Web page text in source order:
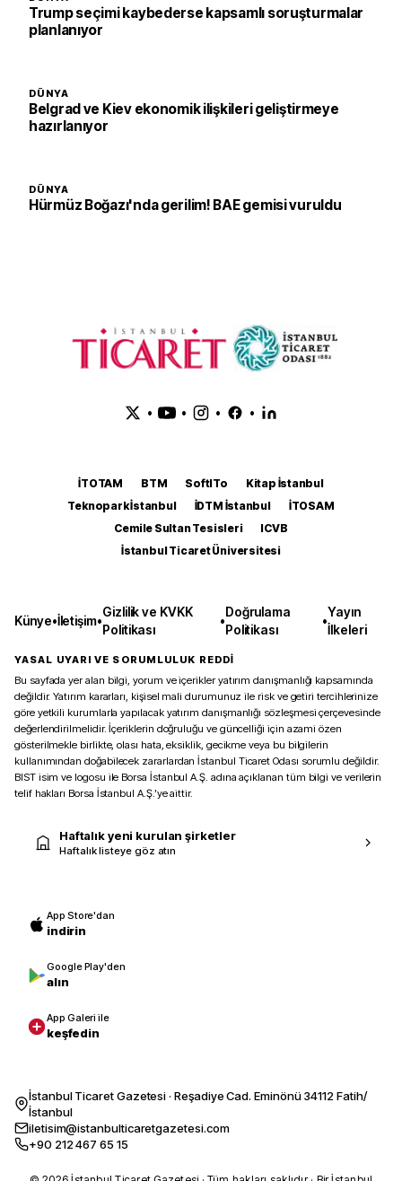
Trump seçimi kaybederse kapsamlı soruşturmalar
planlanıyor
DÜNYA
Belgrad ve Kiev ekonomik ilişkileri geliştirmeye
hazırlanıyor
DÜNYA
Hürmüz Boğazı'nda gerilim! BAE gemisi vuruldu
• • • •
İTOTAM BTM SoftITo
Kitap İstanbul
Teknopark İstanbul
İDTM İstanbul
İTOSAM
Cemile Sultan Tesisleri
ICVB
İstanbul Ticaret Üniversitesi
Künye•İletişim•
Gizlilik ve KVKK
Politikası
•
Doğrulama
Politikası
•
Yayın
İlkeleri
YASAL UYARI VE SORUMLULUK REDDİ
Bu sayfada yer alan bilgi, yorum ve içerikler yatırım danışmanlığı kapsamında
değildir. Yatırım kararları, kişisel mali durumunuz ile risk ve getiri tercihlerinize
göre yetkili kurumlarla yapılacak yatırım danışmanlığı sözleşmesi çerçevesinde
değerlendirilmelidir. İçeriklerin doğruluğu ve güncelliği için azami özen
gösterilmekle birlikte, olası hata, eksiklik, gecikme veya bu bilgilerin
kullanımından doğabilecek zararlardan İstanbul Ticaret Odası sorumlu değildir.
BIST isim ve logosu ile Borsa İstanbul A.Ş. adına açıklanan tüm bilgi ve verilerin
telif hakları Borsa İstanbul A.Ş.’ye aittir.
Haftalık yeni kurulan şirketler
Haftalık listeye göz atın
App Store'dan
indirin
Google Play'den
alın
App Galeri ile
keşfedin
İstanbul Ticaret Gazetesi · Reşadiye Cad. Eminönü 34112 Fatih/
İstanbul
iletisim@istanbulticaretgazetesi.com
+90 212 467 65 15